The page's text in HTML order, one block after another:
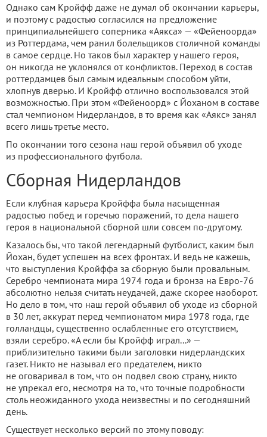
Однако сам Кройфф даже не думал об окончании карьеры,
и поэтому с радостью согласился на предложение
принципиальнейшего соперника «Аякса» — «Фейеноорда»
из Роттердама, чем ранил болельщиков столичной команды
в самое сердце. Но таков был характер у нашего героя,
он никогда не уклонялся от конфликтов. Переход в состав
роттердамцев был самым идеальным способом уйти,
хлопнув дверью. И Кройфф отлично воспользовался этой
возможностью. При этом «Фейеноорд» с Йоханом в составе
стал чемпионом Нидерландов, в то время как «Аякс» занял
всего лишь третье место.
По окончании того сезона наш герой объявил об уходе
из профессионального футбола.
Сборная Нидерландов
Если клубная карьера Кройффа была насыщенная
радостью побед и горечью поражений, то дела нашего
героя в национальной сборной шли совсем по-другому.
Казалось бы, что такой легендарный футболист, каким был
Йохан, будет успешен на всех фронтах. И ведь не кажешь,
что выступления Кройффа за сборную были провальным.
Серебро чемпионата мира 1974 года и бронза на Евро-76
абсолютно нельзя считать неудачей, даже скорее наоборот.
Но дело в том, что наш герой объявил об уходе из сборной
в 30 лет, аккурат перед чемпионатом мира 1978 года, где
голландцы, существенно ослабленные его отсутствием,
взяли серебро. «А если бы Кройфф играл...» —
приблизительно такими были заголовки нидерландских
газет. Никто не называл его предателем, никто
не оговаривал в том, что он подвел свою страну, никто
не упрекал его, несмотря на то, что точные подробности
столь неожиданного ухода неизвестны и по сегодняшний
день.
Существует несколько версий по этому поводу: